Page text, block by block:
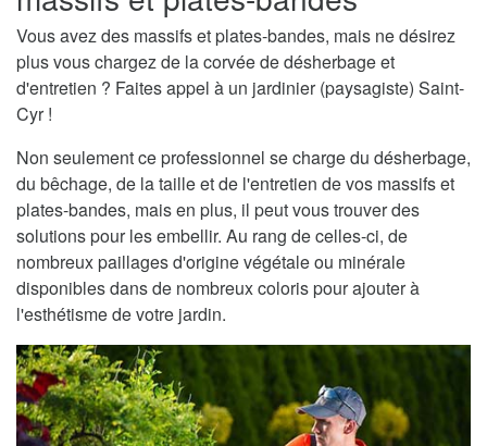
Vous avez des massifs et plates-bandes, mais ne désirez
plus vous chargez de la corvée de désherbage et
d'entretien ? Faites appel à un jardinier (paysagiste) Saint-
Cyr !
Non seulement ce professionnel se charge du désherbage,
du bêchage, de la taille et de l'entretien de vos massifs et
plates-bandes, mais en plus, il peut vous trouver des
solutions pour les embellir. Au rang de celles-ci, de
nombreux paillages d'origine végétale ou minérale
disponibles dans de nombreux coloris pour ajouter à
l'esthétisme de votre jardin.